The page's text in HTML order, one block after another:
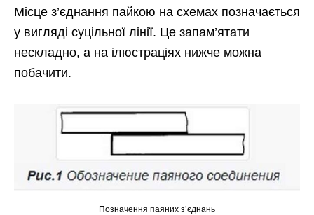
Місце з’єднання пайкою на схемах позначається
у вигляді суцільної лінії. Це запам’ятати
нескладно, а на ілюстраціях нижче можна
побачити.
Позначення паяних з’єднань